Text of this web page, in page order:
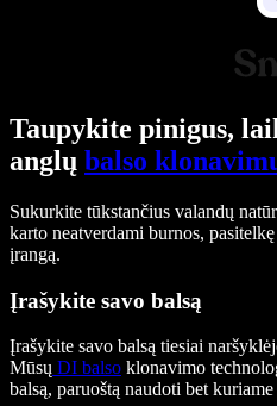
Taupykite pinigus,
anglų balso
Sukurkite tūkstančius valandų
karto neatverdami burnos,
įrangą.
Įrašykite savo balsą
Įrašykite savo balsą tiesiai
Mūsų DI balso klonavimo
balsą, paruoštą naudoti bet